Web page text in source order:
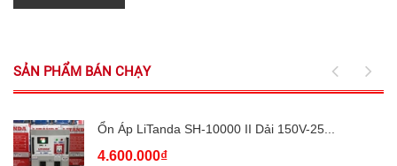
SẢN PHẨM BÁN CHẠY
Ổn Áp LiTanda SH-10000 II Dải 150V-25...
4.600.000₫